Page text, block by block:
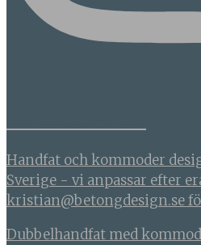
Handfat och kommoder
Sverige - vi anpassar efter
kristian@betongdesign.se
Dubbelhandfat med